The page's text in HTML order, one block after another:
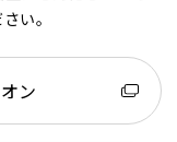
い。
ン